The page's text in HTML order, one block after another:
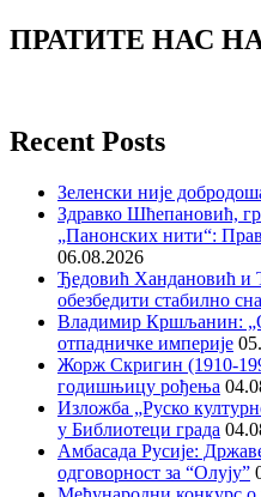
ПРАТИТЕ НАС
Recent Posts
Зеленски није
Здравко Шћепановић,
„Панонских нити“:
06.08.2026
Ђедовић Хандановић и
обезбедити стабилно
Владимир Кршљанин:
отпадничке империје
Жорж Скригин (1910-
годишњицу рођења
Изложба „Руско
у Библиотеци града
Амбасада Русије:
одговорност за “Олују”